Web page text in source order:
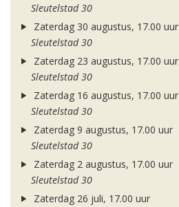
Sleutelstad 30
Zaterdag 30 augustus, 17.00 uur
Sleutelstad 30
Zaterdag 23 augustus, 17.00 uur
Sleutelstad 30
Zaterdag 16 augustus, 17.00 uur
Sleutelstad 30
Zaterdag 9 augustus, 17.00 uur
Sleutelstad 30
Zaterdag 2 augustus, 17.00 uur
Sleutelstad 30
Zaterdag 26 juli, 17.00 uur